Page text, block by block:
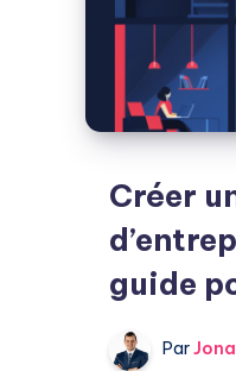
Créer
guide
Par